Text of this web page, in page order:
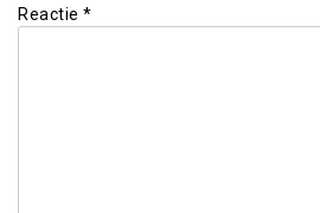
Reactie *